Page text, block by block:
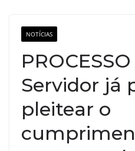
NOTÍCIAS
Servidor já
pleitear o